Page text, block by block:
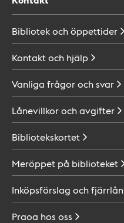
Bibliotek ochöppettider
Kontakt och hjälp
Vanliga frågor ochsvar
Lånevillkor ochavgifter
Bibliotekskortet
Meröppet på biblioteket
Inköpsförslag ochfjärrlån
Praoa hos oss